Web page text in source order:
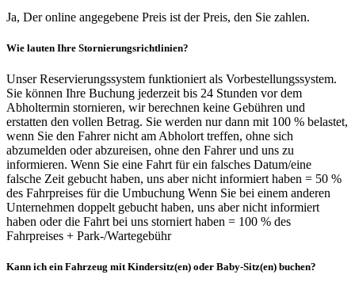
Ja, Der online angegebene Preis ist der Preis, den Sie zahlen.
Wie lauten Ihre Stornierungsrichtlinien?
Unser Reservierungssystem funktioniert als Vorbestellungssystem.
Sie können Ihre Buchung jederzeit bis 24 Stunden vor dem
Abholtermin stornieren, wir berechnen keine Gebühren und
erstatten den vollen Betrag. Sie werden nur dann mit 100 % belastet,
wenn Sie den Fahrer nicht am Abholort treffen, ohne sich
abzumelden oder abzureisen, ohne den Fahrer und uns zu
informieren. Wenn Sie eine Fahrt für ein falsches Datum/eine
falsche Zeit gebucht haben, uns aber nicht informiert haben = 50 %
des Fahrpreises für die Umbuchung Wenn Sie bei einem anderen
Unternehmen doppelt gebucht haben, uns aber nicht informiert
haben oder die Fahrt bei uns storniert haben = 100 % des
Fahrpreises + Park-/Wartegebühr
Kann ich ein Fahrzeug mit Kindersitz(en) oder Baby-Sitz(en) buchen?